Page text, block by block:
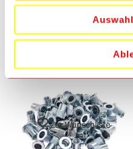
In den Warenkorb
Zur Wunschliste